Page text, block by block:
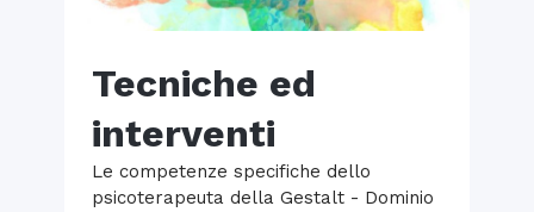
Tecniche ed
interventi
Le competenze specifiche dello
psicoterapeuta della Gestalt - Dominio